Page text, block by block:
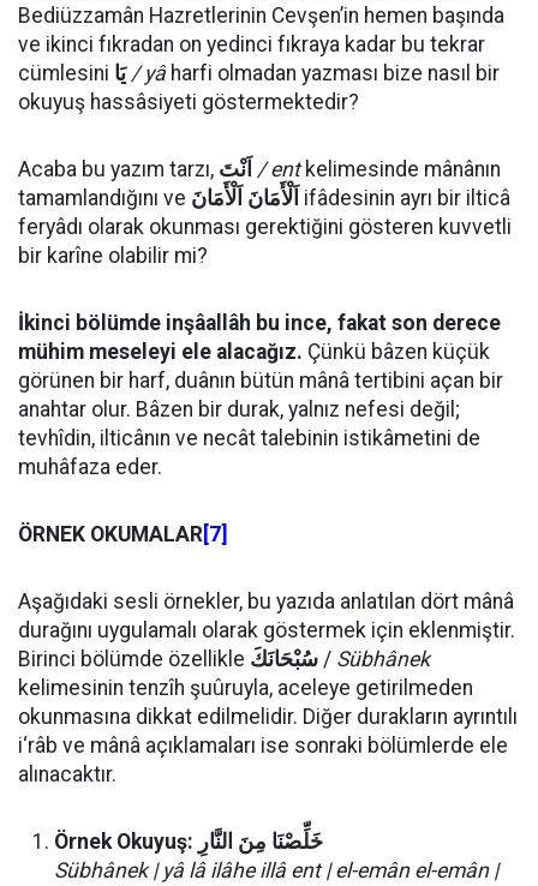
Bediüzzamân Hazretlerinin Cevşen’in hemen başında
ve ikinci fıkradan on yedinci fıkraya kadar bu tekrar
cümlesini يَا / yâ harfi olmadan yazması bize nasıl bir
okuyuş hassâsiyeti göstermektedir?
Acaba bu yazım tarzı, اَنْتَ / entkelimesinde mânânın
tamamlandığını ve اَلْأَمَانَ اَلْأَمَانَ ifâdesinin ayrı bir ilticâ
feryâdı olarak okunması gerektiğini gösteren kuvvetli
bir karîne olabilir mi?
İkinci bölümde inşâallâh bu ince, fakat son derece
mühim meseleyi ele alacağız. Çünkü bâzen küçük
görünen bir harf, duânın bütün mânâ tertibini açan bir
anahtar olur. Bâzen bir durak, yalnız nefesi değil;
tevhîdin, ilticânın ve necât talebinin istikâmetini de
muhâfaza eder.
ÖRNEK OKUMALAR [7]
Aşağıdaki sesli örnekler, bu yazıda anlatılan dört mânâ
durağını uygulamalı olarak göstermek için eklenmiştir.
Birinci bölümde özellikle سُبْحَانَكَ / Sübhânek
kelimesinin tenzîh şuûruyla, aceleye getirilmeden
okunmasına dikkat edilmelidir. Diğer durakların ayrıntılı
i‘râb ve mânâ açıklamaları ise sonraki bölümlerde ele
alınacaktır.
Örnek Okuyuş: خَلِّصْنَا مِنَ النَّارِ
Sübhânek | yâ lâ ilâhe illâ ent | el-emân el-emân |